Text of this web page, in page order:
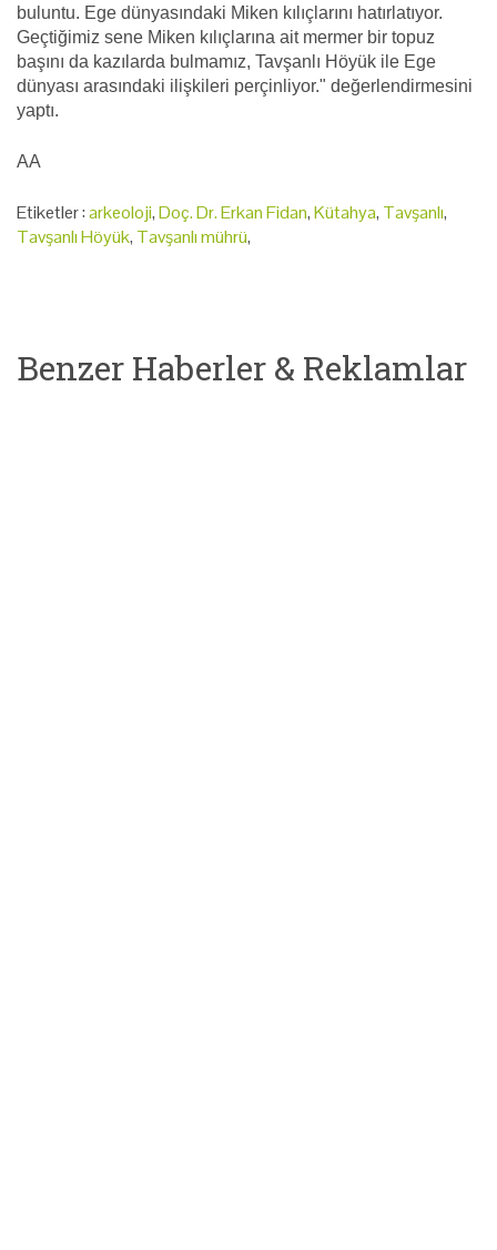
buluntu. Ege dünyasındaki Miken kılıçlarını hatırlatıyor.
Geçtiğimiz sene Miken kılıçlarına ait mermer bir topuz
başını da kazılarda bulmamız, Tavşanlı Höyük ile Ege
dünyası arasındaki ilişkileri perçinliyor." değerlendirmesini
yaptı.
AA
Etiketler :arkeoloji,Doç. Dr. Erkan Fidan,Kütahya, Tavşanlı,
Tavşanlı Höyük, Tavşanlı mührü,
Benzer Haberler & Reklamlar